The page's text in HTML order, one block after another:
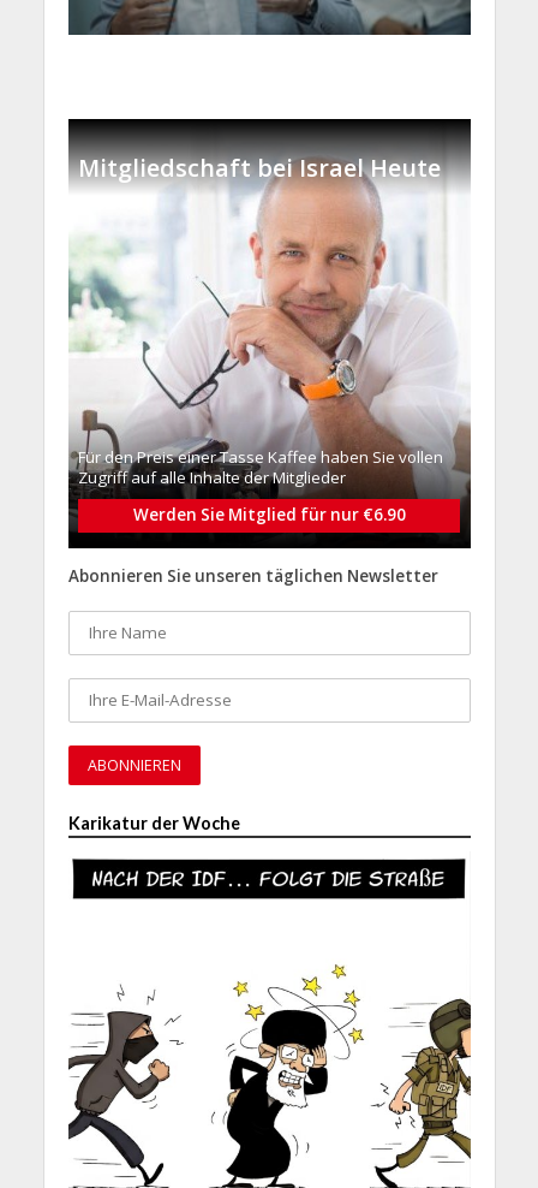
Mitgliedschaft bei Israel Heute
Für den Preis einer Tasse Kaffee haben Sie vollen
Zugriff auf alle Inhalte der Mitglieder
Werden Sie Mitglied für nur €6.90
Abonnieren Sie unseren täglichen Newsletter
Karikatur der Woche